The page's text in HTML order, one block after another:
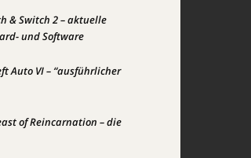
& Switch 2 – aktuelle
und Software
Auto VI – “ausführlicher
of Reincarnation – die